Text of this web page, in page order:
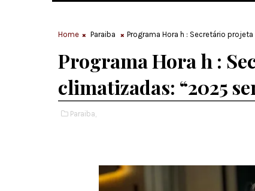
Home Paraiba Programa Hora h : Secretário
Programa Hora h :
climatizadas: “2025
Paraiba,